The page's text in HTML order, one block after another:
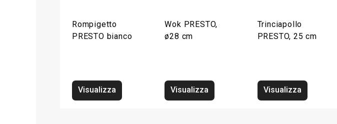
Rompigetto
PRESTO bianco
Visualizza
Wok PRESTO,
ø28 cm
Visualizza
Trinciapollo
PRESTO, 25 cm
Visualizza